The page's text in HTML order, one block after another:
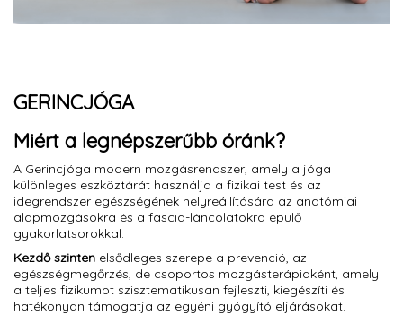
GERINCJÓGA
Miért a legnépszerűbb óránk?
A Gerincjóga modern mozgásrendszer, amely a jóga
különleges eszköztárát használja a fizikai test és az
idegrendszer egészségének helyreállítására az anatómiai
alapmozgásokra és a fascia-láncolatokra épülő
gyakorlatsorokkal.
Kezdő szinten elsődleges szerepe a prevenció, az
egészségmegőrzés, de csoportos mozgásterápiaként, amely
a teljes fizikumot szisztematikusan fejleszti, kiegészíti és
hatékonyan támogatja az egyéni gyógyító eljárásokat.